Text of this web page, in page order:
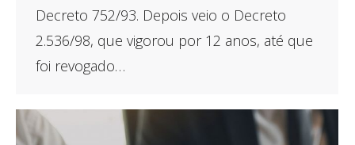
Decreto 752/93. Depois veio o Decreto
2.536/98, que vigorou por 12 anos, até que
foi revogado…